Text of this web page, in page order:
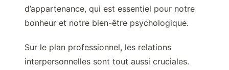
d’appartenance, qui est essentiel pour notre
bonheur et notre bien-être psychologique.
Sur le plan professionnel, les relations
interpersonnelles sont tout aussi cruciales.